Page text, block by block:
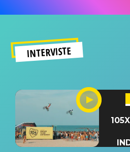
INTERVISTE